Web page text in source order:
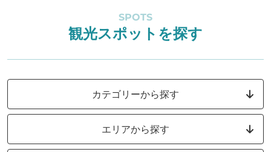
SPOTS
観光スポットを探す
カテゴリーから探す
エリアから探す